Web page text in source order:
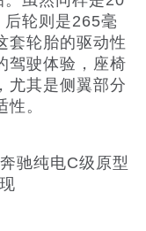
轮则是265毫
套轮胎的驱动性
驾驶体验，座椅
尤其是侧翼部分
。